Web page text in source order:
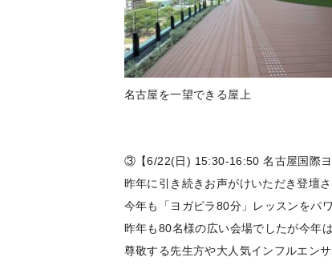
名古屋を一望できる屋上
③【6/22(日) 15:30-16:50 名古屋国際ヨ
昨年に引き続きお声がけいただき登壇さ
今年も「ヨガピラ80分」レッスンをパ
昨年も80名様の広い会場でしたが今年
尊敬する先生方や大人気インフルエン